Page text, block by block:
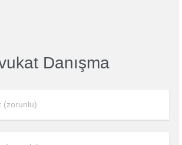
Danışma